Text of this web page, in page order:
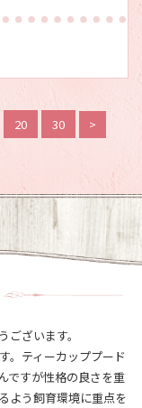
20 30 >
ざいます。
。ティーカッププード
ですが性格の良さを重
よう飼育環境に重点を